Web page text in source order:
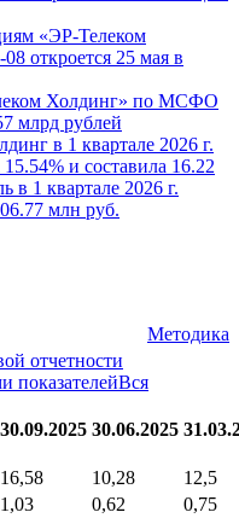
«ЭР-Телеком
откроется 25 мая в
Холдинг» по МСФО
млрд рублей
в 1 квартале 2026 г.
и составила 16.22
в 1 квартале 2026 г.
млн руб.
Методика
отчетности
показателейВся
30.09.2025 30.06.2025
16,58 10,28
12,5
1,03 0,62
0,75